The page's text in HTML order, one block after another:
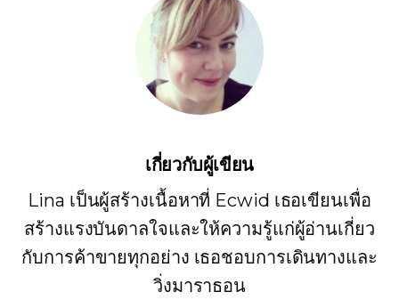
เกี่ยวกับผู้เขียน
Lina เป็นผู้สร้างเนื้อหาที่ Ecwid เธอเขียนเพื่อ
สร้างแรงบันดาลใจและให้ความรู้แก่ผู้อ่านเกี่ยว
กับการค้าขายทุกอย่าง เธอชอบการเดินทางและ
วิ่งมาราธอน